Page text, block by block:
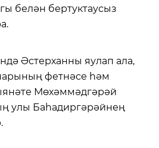
белән бертуктаусыз
Әстерханны яулап ала,
фетнәсе һәм
Мөхәммәдгәрәй
улы Баһадиргәрәйнең